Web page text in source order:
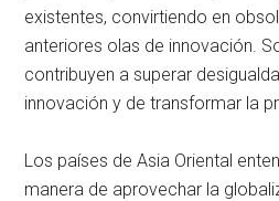
existentes, convirtiendo en
anteriores olas de innovación.
contribuyen a superar
innovación y de transformar la
Los países de Asia Oriental
manera de aprovechar la